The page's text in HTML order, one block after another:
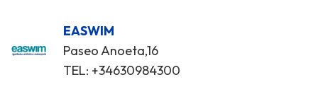
EASWIM
Paseo Anoeta,16
TEL: +34630984300